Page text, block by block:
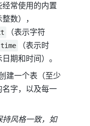
常使用的内置
整数），
（表示字符
time
（表示时
日期和时间）。
建一个表（至少
字，以及每一
风格一致，如